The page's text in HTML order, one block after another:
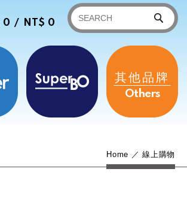
0 / NT$ 0
Others
其他品牌
Home 線上購物